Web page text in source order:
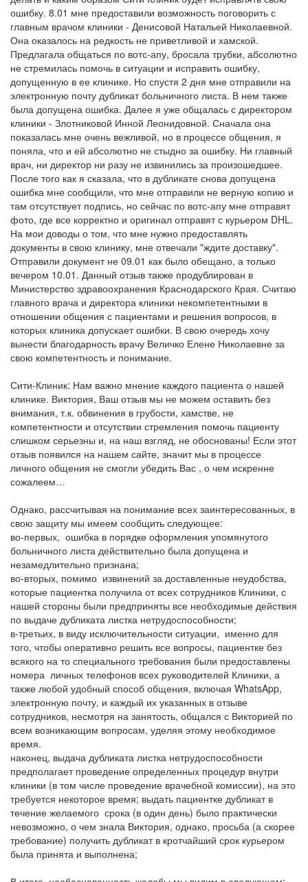
ошибку. 8.01 мне предоставили возможность поговорить с
главным врачом клиники - Денисовой Натальей Николаевной.
Она оказалось на редкость не приветливой и хамской.
Предлагала общаться по вотс-апу, бросала трубки, абсолютно
не стремилась помочь в ситуации и исправить ошибку,
допущенную в ее клинике. Но спустя 2 дня мне отправили на
электронную почту дубликат больничного листа. В нем также
была допущена ошибка. Далее я уже общалась с директором
клиники - Злотниковой Инной Леонидовной. Сначала она
показалась мне очень вежливой, но в процессе общения, я
поняла, что и ей абсолютно не стыдно за ошибку. Ни главный
врач, ни директор ни разу не извинились за произошедшее.
После того как я сказала, что в дубликате снова допущена
ошибка мне сообщили, что мне отправили не верную копию и
там отсутствует подпись, но сейчас по вотс-апу мне отправят
фото, где все корректно и оригинал отправят с курьером DHL.
На мои доводы о том, что мне нужно предоставлять
документы в свою клинику, мне отвечали "ждите доставку".
Отправили документ не 09.01 как было обещано, а только
вечером 10.01. Данный отзыв также продублирован в
Министерство здравоохранения Краснодарского Края. Считаю
главного врача и директора клиники некомпетентными в
отношении общения с пациентами и решения вопросов, в
которых клиника допускает ошибки. В свою очередь хочу
вынести благодарность врачу Величко Елене Николаевне за
свою компетентность и понимание.
Сити-Клиник: Нам важно мнение каждого пациента о нашей
клинике. Виктория, Ваш отзыв мы не можем оставить без
внимания, т.к. обвинения в грубости, хамстве, не
компетентности и отсутствии стремления помочь пациенту
слишком серьезны и, на наш взгляд, не обоснованы! Если этот
отзыв появился на нашем сайте, значит мы в процессе
личного общения не смогли убедить Вас , о чем искренне
сожалеем…
Однако, рассчитывая на понимание всех заинтересованных, в
свою защиту мы имеем сообщить следующее:
во-первых, ошибка в порядке оформления упомянутого
больничного листа действительно была допущена и
незамедлительно признана;
во-вторых, помимо извинений за доставленные неудобства,
которые пациентка получила от всех сотрудников Клиники, с
нашей стороны были предприняты все необходимые действия
по выдаче дубликата листка нетрудоспособности;
в-третьих, в виду исключительности ситуации, именно для
того, чтобы оперативно решить все вопросы, пациентке без
всякого на то специального требования были предоставлены
номера личных телефонов всех руководителей Клиники, а
также любой удобный способ общения, включая WhatsApp,
электронную почту, и каждый их указанных в отзыве
сотрудников, несмотря на занятость, общался с Викторией по
всем возникающим вопросам, уделяя этому необходимое
время.
наконец, выдача дубликата листка нетрудоспособности
предполагает проведение определенных процедур внутри
клиники (в том числе проведение врачебной комиссии), на это
требуется некоторое время; выдать пациентке дубликат в
течение желаемого срока (в один день) было практически
невозможно, о чем знала Виктория, однако, просьба (а скорее
требование) получить дубликат в кротчайший срок курьером
была принята и выполнена;